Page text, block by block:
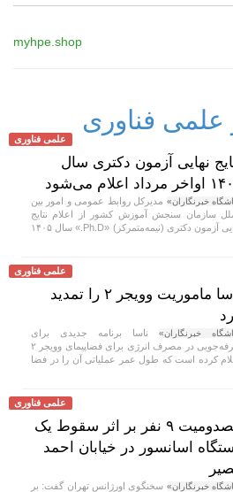
myhpe.shop
علمی فناوری
علمی فناوری
نهایی آزمون دکتری سال
اعلام می‌شود
خبرنگاران» مدیرکل روابط عمومی و امور بین
سازمان سنجش آموزش کشور از اعلام نتایج
نهایی آزمون دکتری (نیمه‌متمرکز) «Ph.D.» سال ۱۴۰۵
علمی فناوری
ناسا ماموریت وویجر ۲ را تمدید
خبرنگاران» ناسا برنامه جدیدی برای
صرفه‌جویی در مصرف انرژی برای فضاپیمای وویجر ۲
کرده است که طول عمر عملیاتی آن را در فضا
علمی فناوری
مصدومیت ۹ نفر بر اثر سقوط یک
اسانسور در خیابان احمد
خبرنگاران» سخنگوی اورژانس تهران گفت: بر